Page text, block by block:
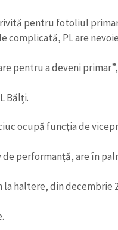
pentru fotoliul
complicată, PL are
pentru a deveni
Bălţi.
ocupă funcţia de
performanţă, are în
la haltere, din decembrie